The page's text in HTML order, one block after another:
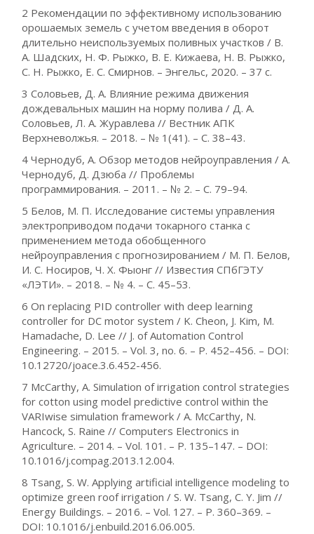
2 Рекомендации по эффективному использованию
орошаемых земель с учетом введения в оборот
длительно неиспользуемых поливных участков / В.
А. Шадских, Н. Ф. Рыжко, В. Е. Кижаева, Н. В. Рыжко,
С. Н. Рыжко, Е. С. Смирнов. – Энгельс, 2020. – 37 с.
3 Соловьев, Д. А. Влияние режима движения
дождевальных машин на норму полива / Д. А.
Соловьев, Л. А. Журавлева // Вестник АПК
Верхневолжья. – 2018. – № 1(41). – C. 38–43.
4 Чернодуб, А. Обзор методов нейроуправления / А.
Чернодуб, Д. Дзюба // Проблемы
программирования. – 2011. – № 2. – С. 79–94.
5 Белов, М. П. Исследование системы управления
электроприводом подачи токарного станка с
применением метода обобщенного
нейроуправления с прогнозированием / М. П. Белов,
И. С. Носиров, Ч. Х. Фыонг // Известия СПбГЭТУ
«ЛЭТИ». – 2018. – № 4. – С. 45–53.
6 On replacing PID controller with deep learning
controller for DC motor system / K. Cheon, J. Kim, M.
Hamadache, D. Lee // J. of Automation Control
Engineering. – 2015. – Vol. 3, no. 6. – Р. 452–456. – DOI:
10.12720/joace.3.6.452-456.
7 McCarthy, A. Simulation of irrigation control strategies
for cotton using model predictive control within the
VARIwise simulation framework / A. McCarthy, N.
Hancock, S. Raine // Computers Electronics in
Agriculture. – 2014. – Vol. 101. – P. 135–147. – DOI:
10.1016/j.compag.2013.12.004.
8 Tsang, S. W. Applying artificial intelligence modeling to
optimize green roof irrigation / S. W. Tsang, C. Y. Jim //
Energy Buildings. – 2016. – Vol. 127. – P. 360–369. –
DOI: 10.1016/j.enbuild.2016.06.005.